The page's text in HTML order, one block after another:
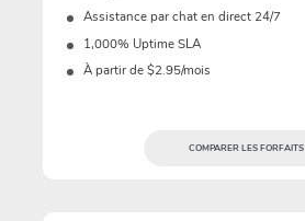
Assistance par chat en direct 24/7
1,000% Uptime SLA
À partir de $2.95/mois
COMPARER LES FORFAITS